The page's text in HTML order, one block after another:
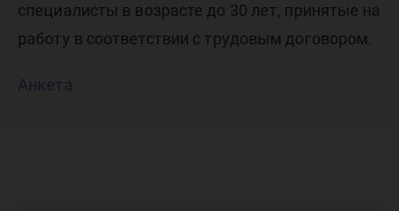
специалисты в возрасте до 30 лет, принятые на
работу в соответствии с трудовым договором.
Анкета